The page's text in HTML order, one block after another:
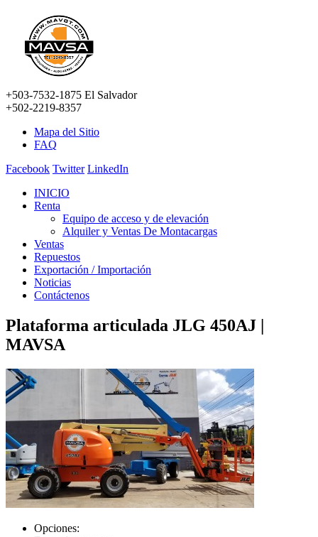
+503-7532-1875 El Salvador
+502-2219-8357
Mapa del Sitio
FAQ
Facebook Twitter LinkedIn
INICIO
Renta
Equipo de acceso y de elevación
Alquiler y Ventas De Montacargas
Ventas
Repuestos
Exportación / Importación
Noticias
Contáctenos
Plataforma articulada JLG 450AJ |
MAVSA
Opciones: